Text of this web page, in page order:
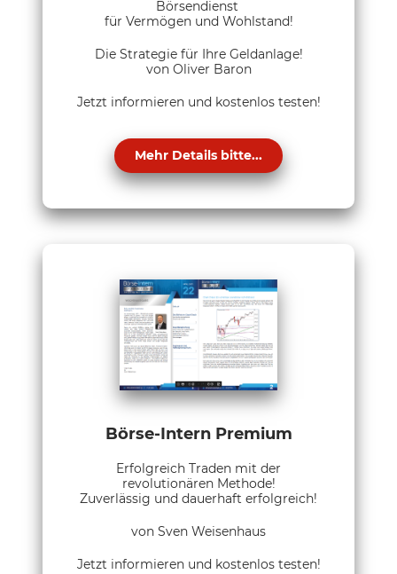
Börsendienst
für Vermögen und Wohlstand!
Die Strategie für Ihre Geldanlage!
von Oliver Baron
Jetzt informieren und kostenlos testen!
Mehr Details bitte...
Börse-Intern Premium
Erfolgreich Traden mit der
revolutionären Methode!
Zuverlässig und dauerhaft erfolgreich!
von Sven Weisenhaus
Jetzt informieren und kostenlos testen!